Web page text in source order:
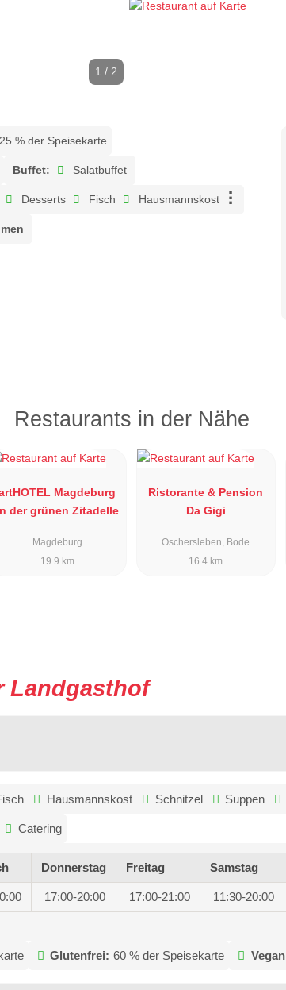
1 / 2
25 % der Speisekarte
Buffet: Salatbuffet
Desserts Fisch Hausmannskost
Restaurants in der Nähe
Magdeburg
der grünen Zitadelle
Magdeburg
19.9 km
Ristorante & Pension
Da Gigi
Oschersleben, Bode
16.4 km
Landgasthof
Hausmannskost Schnitzel Suppen
Catering
Donnerstag Freitag Samstag
17:00-20:00 17:00-21:00 11:30-20:00
Glutenfrei: 60 % der Speisekarte